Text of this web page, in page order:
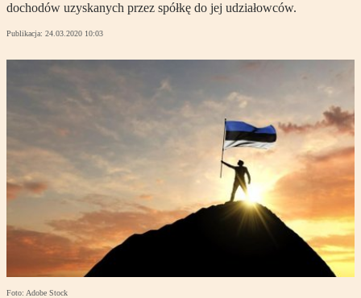
dochodów uzyskanych przez spółkę do jej udziałowców.
Publikacja: 24.03.2020 10:03
Foto: Adobe Stock